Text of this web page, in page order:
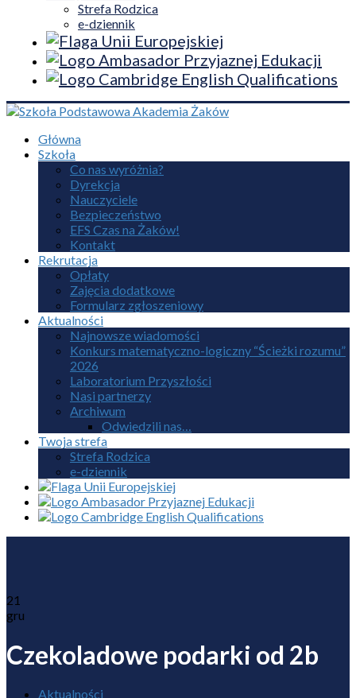
Strefa Rodzica
e-dziennik
Główna
Szkoła
Co nas wyróżnia?
Dyrekcja
Nauczyciele
Bezpieczeństwo
EFS Czas na Żaków!
Kontakt
Rekrutacja
Opłaty
Zajęcia dodatkowe
Formularz zgłoszeniowy
Aktualności
Najnowsze wiadomości
Konkurs matematyczno-logiczny “Ścieżki rozumu”
2026
Laboratorium Przyszłości
Nasi partnerzy
Archiwum
Odwiedzili nas…
Twoja strefa
Strefa Rodzica
e-dziennik
21
gru
Czekoladowe podarki od 2b
Aktualności